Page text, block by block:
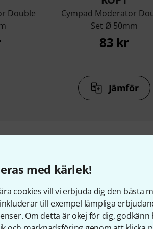
med kärlek!
cookies vill vi erbjuda dig den bästa
till exempel lämpliga
Om detta är okej för dig,
Double
Cympad Moderator
Set Ø 50mm
83 kr
Jämför
&